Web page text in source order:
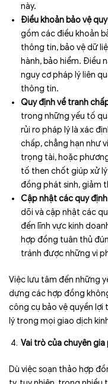
này.
Điều khoản bảo vệ
gồm các điều khoản
thông tin, bảo vệ dữ
hành, bảo hiểm. Điều
nguy cơ pháp lý liên
thông tin.
Quy định về tranh
trong những yếu tố
rủi ro pháp lý là xác
chấp, chẳng hạn như
trọng tài, hoặc
tố then chốt giúp xử
đồng phát sinh, giảm
Cập nhật các quy
dõi và cập nhật các
đến lĩnh vực kinh
hợp đồng tuân thủ
tránh được những vi
Việc lưu tâm đến những
dựng các hợp đồng
công cụ bảo vệ quyền lợi
lý trong mọi giao dịch
Vai trò của chuyên
Dù việc soạn thảo hợp